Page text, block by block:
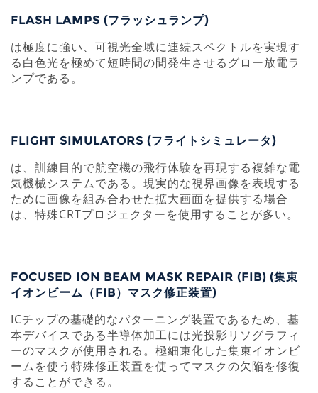
FLASH LAMPS (フラッシュランプ)
は極度に強い、可視光全域に連続スペクトルを実現す
る白色光を極めて短時間の間発生させるグロー放電ラ
ンプである。
FLIGHT SIMULATORS (フライトシミュレータ)
は、訓練目的で航空機の飛行体験を再現する複雑な電
気機械システムである。現実的な視界画像を表現する
ために画像を組み合わせた拡大画面を提供する場合
は、特殊CRTプロジェクターを使用することが多い。
FOCUSED ION BEAM MASK REPAIR (FIB) (集束
イオンビーム（FIB）マスク修正装置)
ICチップの基礎的なパターニング装置であるため、基
本デバイスである半導体加工には光投影リソグラフィ
ーのマスクが使用される。極細束化した集束イオンビ
ームを使う特殊修正装置を使ってマスクの欠陥を修復
することができる。